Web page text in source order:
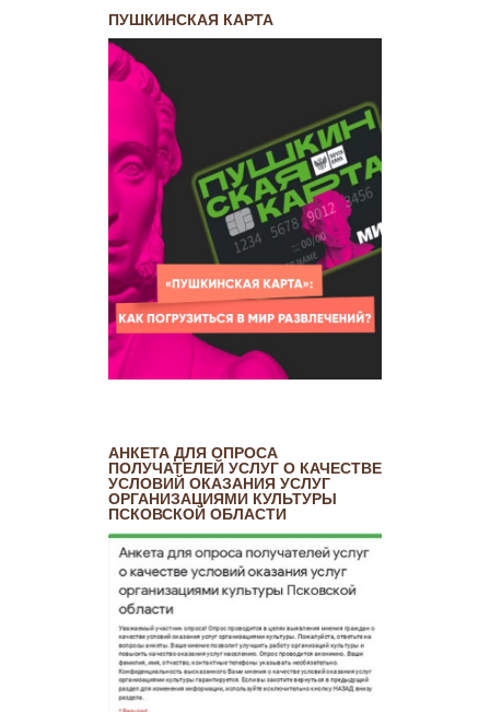
ПУШКИНСКАЯ КАРТА
АНКЕТА ДЛЯ ОПРОСА
ПОЛУЧАТЕЛЕЙ УСЛУГ О КАЧЕСТВЕ
УСЛОВИЙ ОКАЗАНИЯ УСЛУГ
ОРГАНИЗАЦИЯМИ КУЛЬТУРЫ
ПСКОВСКОЙ ОБЛАСТИ